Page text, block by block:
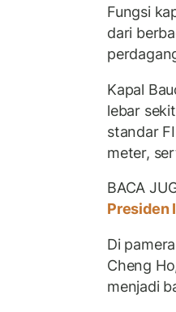
Fungsi
dari
Kapal
lebar
standar
meter,
BACA
Presiden
Di
Cheng
menjadi